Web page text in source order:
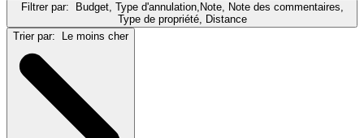
Filtrer par:
Budget, Type d'annulation,Note, Note des commentaires,
Type de propriété, Distance
Trier par:
Le moins cher